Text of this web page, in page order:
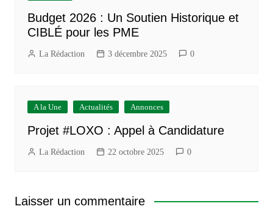
Budget 2026 : Un Soutien Historique et
CIBLÉ pour les PME
La Rédaction 3 décembre 2025 0
A la Une Actualités Annonces
Projet #LOXO : Appel à Candidature
La Rédaction 22 octobre 2025 0
Laisser un commentaire